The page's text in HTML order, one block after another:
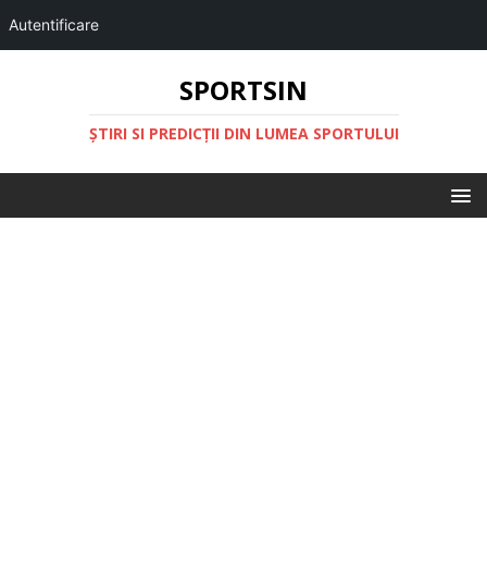
Autentificare
SPORTSIN
ŞTIRI SI PREDICŢII DIN LUMEA SPORTULUI